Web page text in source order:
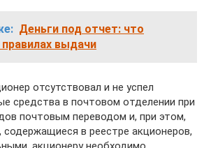
Деньги под отчет: что
выдачи
отсутствовал и не успел
средства в почтовом отделении при
почтовым переводом и, при этом,
в реестре акционеров,